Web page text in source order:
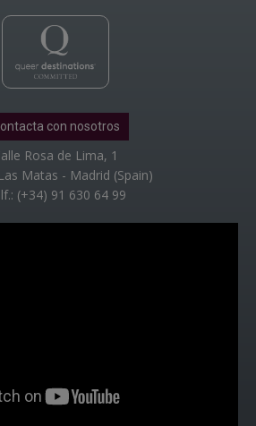
con nosotros
Rosa de Lima, 1
Matas - Madrid (Spain)
(+34) 91 630 64 99